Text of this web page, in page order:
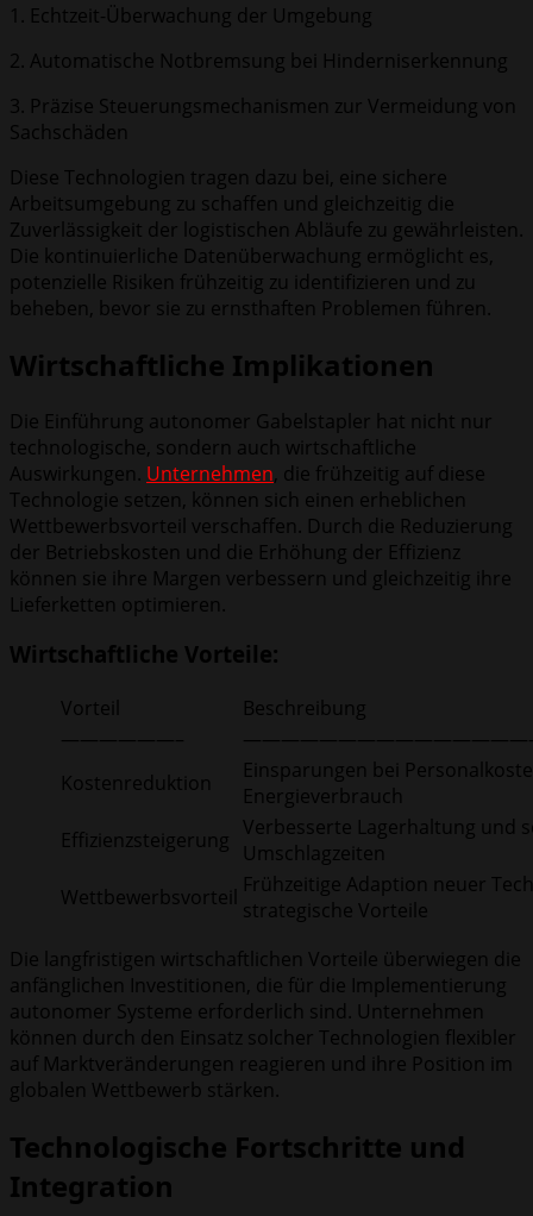
1. Echtzeit-Überwachung der Umgebung
2. Automatische Notbremsung bei Hinderniserkennung
3. Präzise Steuerungsmechanismen zur Vermeidung von
Sachschäden
Diese Technologien tragen dazu bei, eine sichere
Arbeitsumgebung zu schaffen und gleichzeitig die
Zuverlässigkeit der logistischen Abläufe zu gewährleisten.
Die kontinuierliche Datenüberwachung ermöglicht es,
potenzielle Risiken frühzeitig zu identifizieren und zu
beheben, bevor sie zu ernsthaften Problemen führen.
Wirtschaftliche Implikationen
Die Einführung autonomer Gabelstapler hat nicht nur
technologische, sondern auch wirtschaftliche
Auswirkungen. Unternehmen, die frühzeitig auf diese
Technologie setzen, können sich einen erheblichen
Wettbewerbsvorteil verschaffen. Durch die Reduzierung
der Betriebskosten und die Erhöhung der Effizienz
können sie ihre Margen verbessern und gleichzeitig ihre
Lieferketten optimieren.
Wirtschaftliche Vorteile:
Vorteil
Beschreibung
——————–
Kostenreduktion
Einsparungen bei
Energieverbrauch
Effizienzsteigerung Verbesserte Lagerhaltung und
Umschlagzeiten
Wettbewerbsvorteil
Frühzeitige Adaption neuer
strategische Vorteile
Die langfristigen wirtschaftlichen Vorteile überwiegen die
anfänglichen Investitionen, die für die Implementierung
autonomer Systeme erforderlich sind. Unternehmen
können durch den Einsatz solcher Technologien flexibler
auf Marktveränderungen reagieren und ihre Position im
globalen Wettbewerb stärken.
Technologische Fortschritte und
Integration